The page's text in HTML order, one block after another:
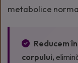
metabolice
Reducem
corpului,